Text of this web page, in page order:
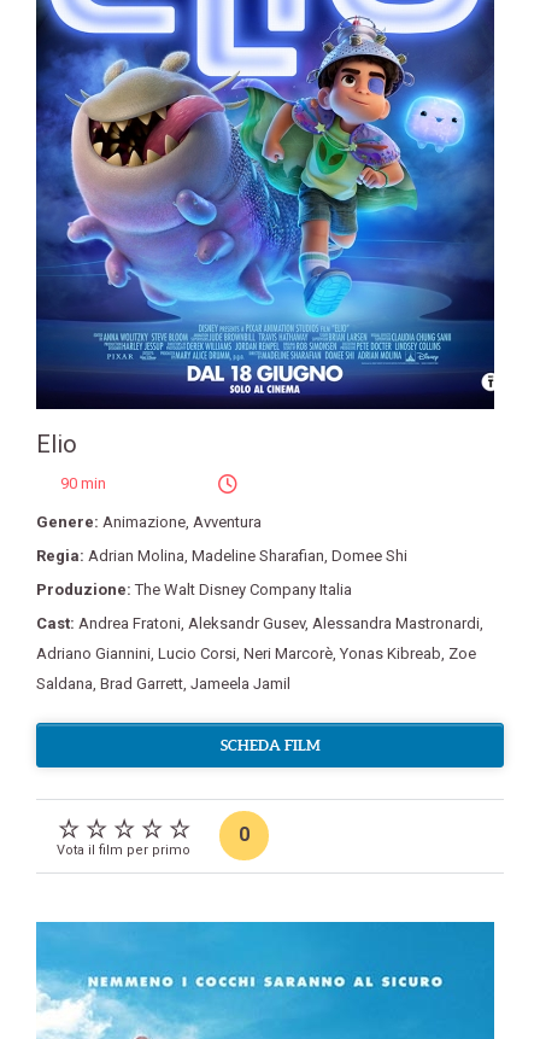
Elio
90 min
Genere: Animazione Avventura
Regia: Adrian Molina Madeline Sharafian Domee Shi
Produzione:The Walt Disney Company Italia
Cast: Andrea Fratoni Aleksandr Gusev, Alessandra Mastronardi
Adriano Giannini Lucio Corsi Neri Marcorè Yonas Kibreab Zoe
Saldana Brad Garrett Jameela Jamil
SCHEDA FILM
Vota il film per primo
0